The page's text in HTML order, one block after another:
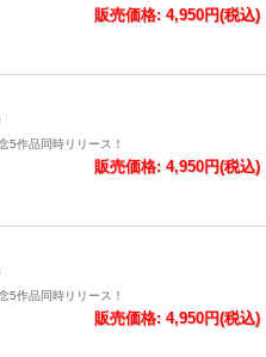
販売価格: 4,950円(税込)
作品同時リリース！
販売価格: 4,950円(税込)
作品同時リリース！
販売価格: 4,950円(税込)